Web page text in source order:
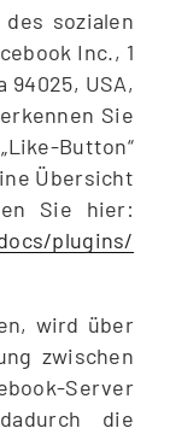
sozialen
Inc., 1
94025, USA,
Sie
Button“
Übersicht
Sie hier:
plugins/
wird über
zwischen
Server
die